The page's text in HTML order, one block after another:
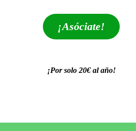
¡Asóciate!
¡Por solo 20€ al año!